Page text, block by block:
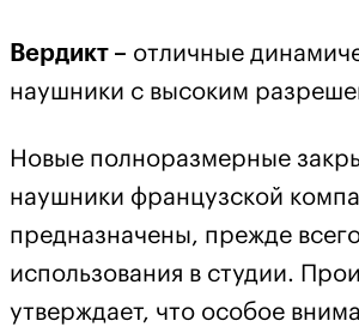
Вердикт – отличные
наушники с высоким
Новые полноразмерные
наушники французской
предназначены, прежде
использования в студии.
утверждает, что особое